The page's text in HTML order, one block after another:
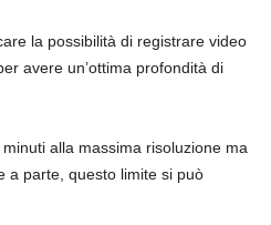
la possibilità di registrare video
avere un’ottima profondità di
alla massima risoluzione ma
a parte, questo limite si può